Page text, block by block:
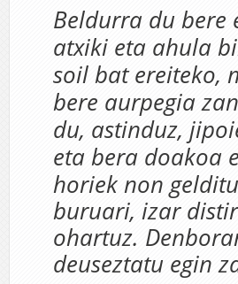
Beldurra du bere
atxiki eta ahula
soil bat ereiteko,
bere aurpegia
du, astinduz,
eta bera doakoa
horiek non
buruari, izar
ohartuz.
deuseztatu egin